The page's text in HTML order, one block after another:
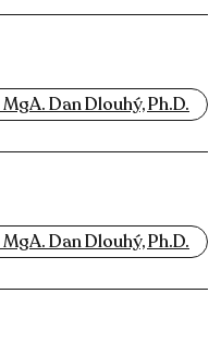
Dan Dlouhý, Ph.D.
Dan Dlouhý, Ph.D.